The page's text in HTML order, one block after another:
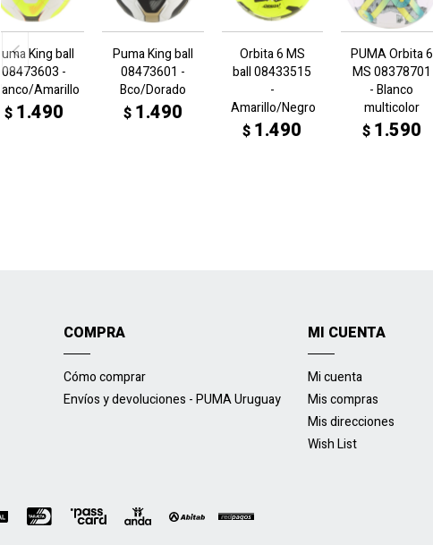
Puma King ball
08473603 -
Blanco/Amarillo
$ 1.490
Puma King ball
08473601 -
Bco/Dorado
$ 1.490
Orbita 6 MS
ball 08433515
-
Amarillo/Negro
$ 1.490
PUMA Orbita 6
MS 08378701
- Blanco
multicolor
$ 1.590
COMPRA
Cómo comprar
Envíos y devoluciones - PUMA Uruguay
MI CUENTA
Mi cuenta
Mis compras
Mis direcciones
Wish List